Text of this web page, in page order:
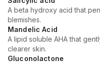
A beta hydroxy acid that
blemishes.
Mandelic Acid
A lipid soluble AHA that
clearer skin.
Gluconolactone